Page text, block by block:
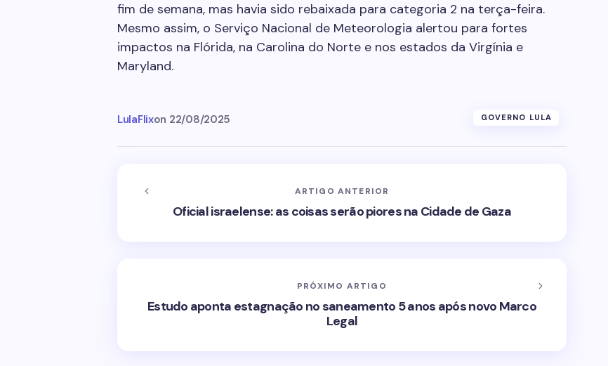
fim de semana, mas havia sido rebaixada para categoria 2 na terça-feira.
Mesmo assim, o Serviço Nacional de Meteorologia alertou para fortes
impactos na Flórida, na Carolina do Norte e nos estados da Virgínia e
Maryland.
LulaFlixon 22/08/2025 GOVERNO LULA
ARTIGO ANTERIOR
Oficial israelense: as coisas serão piores na Cidade de Gaza
PRÓXIMO ARTIGO
Estudo aponta estagnação no saneamento 5 anos após novo Marco
Legal